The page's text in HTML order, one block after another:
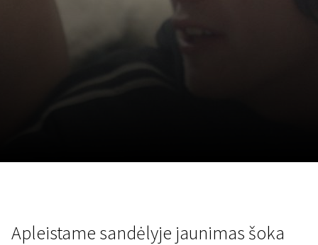
Apleistame sandėlyje jaunimas šoka